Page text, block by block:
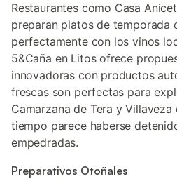
Restaurantes como Casa
preparan platos de temporada
perfectamente con los vinos
5&Caña en Litos ofrece
innovadoras con productos
frescas son perfectas para
Camarzana de Tera y
tiempo parece haberse
empedradas.
Preparativos Otoñales